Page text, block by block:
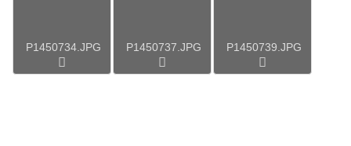
P1450734.JPG P1450737.JPG P1450739.JPG